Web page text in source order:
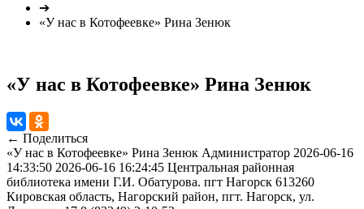
➔
«У нас в Котофеевке» Рина Зенюк
«У нас в Котофеевке» Рина Зенюк
← Поделиться
«У нас в Котофеевке» Рина Зенюк Администратор 2026-06-16
14:33:50 2026-06-16 16:24:45 Центральная районная
библиотека имени Г.И. Обатурова. пгт Нагорск 613260
Кировская область, Нагорский район, пгт. Нагорск, ул.